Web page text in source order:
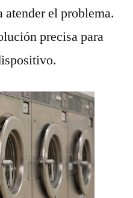
atender el problema.
precisa para